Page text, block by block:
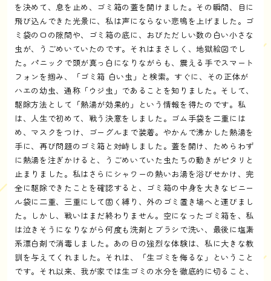
を決めて、息を止め、ゴミ箱の蓋を開けました。その瞬間、目に
飛び込んできた光景に、私は声にならない悲鳴を上げました。ゴ
ミ袋の口の隙間や、ゴミ箱の底に、おびただしい数の白い小さな
虫が、うごめいていたのです。それはまさしく、地獄絵図でし
た。パニックで頭が真っ白になりながらも、震える手でスマート
フォンを掴み、「ゴミ箱 白い虫」と検索。すぐに、その正体が
ハエの幼虫、通称「ウジ虫」であることを知りました。そして、
駆除方法として「熱湯が効果的」という情報を得たのです。私
は、人生で初めて、戦う決意をしました。ゴム手袋を二重には
め、マスクをつけ、ゴーグルまで装着。やかんで沸かした熱湯を
手に、再び問題のゴミ箱と対峙しました。蓋を開け、ためらわず
に熱湯を注ぎかけると、うごめいていた虫たちの動きがピタリと
止まりました。私はさらにシャワーの熱いお湯を浴びせかけ、完
全に駆除できたことを確認すると、ゴミ箱の中身を大きなビニー
ル袋に二重、三重にして固く縛り、外のゴミ置き場へと運びまし
た。しかし、戦いはまだ終わりません。空になったゴミ箱を、私
は泣きそうになりながら何度も洗剤とブラシで洗い、最後に塩素
系漂白剤で消毒しました。あの日の強烈な体験は、私に大きな教
訓を与えてくれました。それは、「生ゴミを侮るな」ということ
です。それ以来、我が家では生ゴミの水分を徹底的に切ること、